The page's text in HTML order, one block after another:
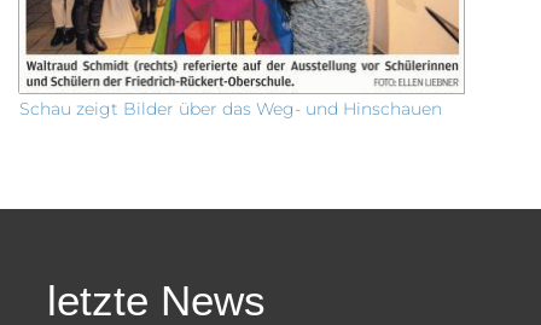
Schau zeigt Bilder über das Weg- und Hinschauen
letzte News